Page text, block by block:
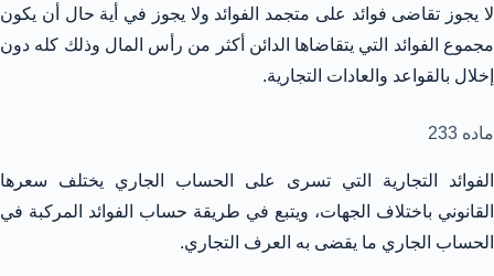
لا يجوز تقاضى فوائد على متجمد الفوائد ولا يجوز في أية حال أن يكون
مجموع الفوائد التي يتقاضاها الدائن أكثر من رأس المال وذلك كله دون
إخلال بالقواعد والعادات التجارية.
ماده 233
الفوائد التجارية التي تسرى على الحساب الجاري يختلف سعرها
القانوني باختلاف الجهات، ويتبع في طريقة حساب الفوائد المركبة في
الحساب الجاري ما يقضى به العرف التجاري.